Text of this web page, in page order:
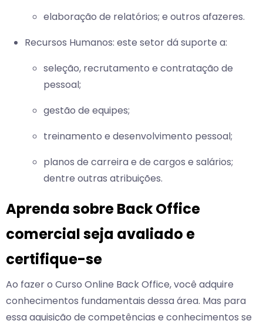
elaboração de relatórios; e outros afazeres.
Recursos Humanos: este setor dá suporte a:
seleção, recrutamento e contratação de
pessoal;
gestão de equipes;
treinamento e desenvolvimento pessoal;
planos de carreira e de cargos e salários;
dentre outras atribuições.
Aprenda sobre Back Office
comercial seja avaliado e
certifique-se
Ao fazer o Curso Online Back Office, você adquire
conhecimentos fundamentais dessa área. Mas para
essa aquisição de competências e conhecimentos se